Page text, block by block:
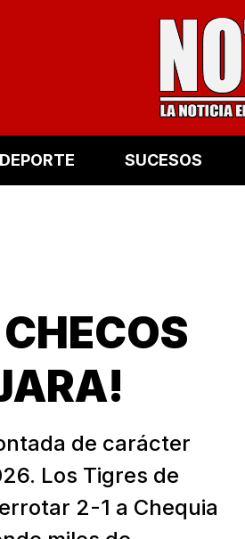
SUCESOS
de carácter
Los Tigres de
2-1 a Chequia